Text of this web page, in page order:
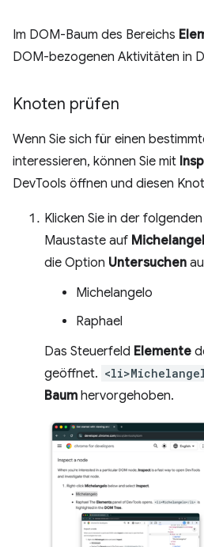
Im DOM-Baum des Bereichs
DOM-bezogenen Aktivitäten in
Knoten prüfen
Wenn Sie sich für einen
interessieren, können Sie mit
DevTools öffnen und diesen
Klicken Sie in der
Maustaste auf
die Option Untersuchen
Michelangelo
Raphael
Das Steuerfeld Elemente
geöffnet.
Baum hervorgehoben.